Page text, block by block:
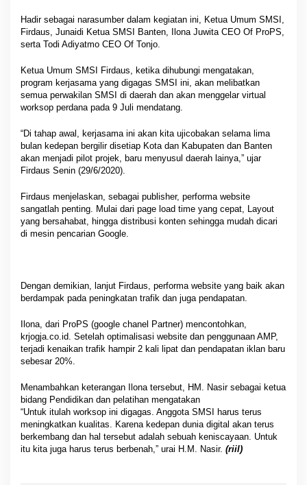
Hadir sebagai narasumber dalam kegiatan ini, Ketua Umum SMSI,
Firdaus, Junaidi Ketua SMSI Banten, Ilona Juwita CEO Of ProPS,
serta Todi Adiyatmo CEO Of Tonjo.
Ketua Umum SMSI Firdaus, ketika dihubungi mengatakan,
program kerjasama yang digagas SMSI ini, akan melibatkan
semua perwakilan SMSI di daerah dan akan menggelar virtual
worksop perdana pada 9 Juli mendatang.
“Di tahap awal, kerjasama ini akan kita ujicobakan selama lima
bulan kedepan bergilir disetiap Kota dan Kabupaten dan Banten
akan menjadi pilot projek, baru menyusul daerah lainya,” ujar
Firdaus Senin (29/6/2020).
Firdaus menjelaskan, sebagai publisher, performa website
sangatlah penting. Mulai dari page load time yang cepat, Layout
yang bersahabat, hingga distribusi konten sehingga mudah dicari
di mesin pencarian Google.
Dengan demikian, lanjut Firdaus, performa website yang baik akan
berdampak pada peningkatan trafik dan juga pendapatan.
Ilona, dari ProPS (google chanel Partner) mencontohkan,
krjogja.co.id. Setelah optimalisasi website dan penggunaan AMP,
terjadi kenaikan trafik hampir 2 kali lipat dan pendapatan iklan baru
sebesar 20%.
Menambahkan keterangan Ilona tersebut, HM. Nasir sebagai ketua
bidang Pendidikan dan pelatihan mengatakan
“Untuk itulah worksop ini digagas. Anggota SMSI harus terus
meningkatkan kualitas. Karena kedepan dunia digital akan terus
berkembang dan hal tersebut adalah sebuah keniscayaan. Untuk
itu kita juga harus terus berbenah,” urai H.M. Nasir. (riil)